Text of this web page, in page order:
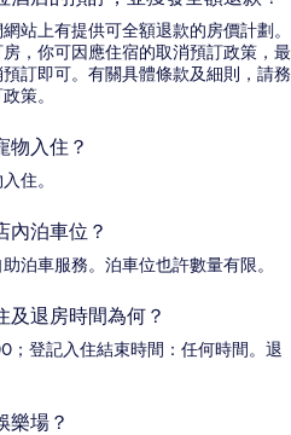
站上有提供可全額退款的房價計劃。
，你可因應住宿的取消預訂政策，最
訂即可。有關具體條款及細則，請務
策。
物入住？
住。
內泊車位？
泊車服務。泊車位也許數量有限。
及退房時間為何？
；登記入住結束時間：任何時間。退
樂場？